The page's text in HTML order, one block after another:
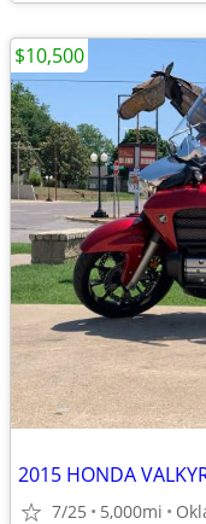
2015 HONDA
7/25 5,000mi
$10,500